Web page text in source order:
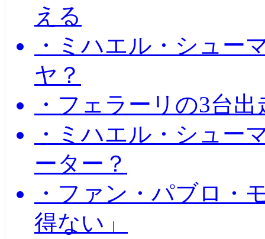
える
・ミハエル・シュー
ヤ？
・フェラーリの3台
・ミハエル・シュー
ーター？
・ファン・パブロ・
得ない」